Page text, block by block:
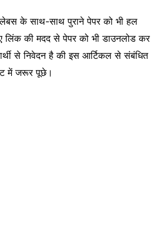
के साथ-साथ पुराने पेपर को भी हल
लिंक की मदद से पेपर को भी डाउनलोड कर
से निवेदन है की इस आर्टिकल से संबंधित
में जरूर पूछे।